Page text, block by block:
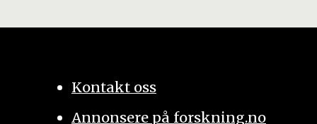
Kontakt oss
Annonsere på forskning.no